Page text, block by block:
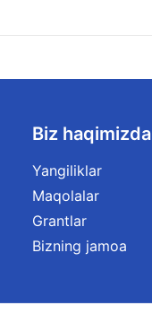
Biz haqimizda
Yangiliklar
Maqolalar
Grantlar
Bizning jamoa